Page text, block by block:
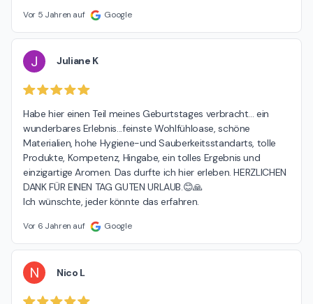
Vor 5 Jahren auf Google
J Juliane K
Habe hier einen Teil meines Geburtstages verbracht... ein
wunderbares Erlebnis...feinste Wohlfühloase, schöne
Materialien, hohe Hygiene-und Sauberkeitsstandarts, tolle
Produkte, Kompetenz, Hingabe, ein tolles Ergebnis und
einzigartige Aromen. Das durfte ich hier erleben. HERZLICHEN
DANK FÜR EINEN TAG GUTEN URLAUB.😊🙏
Ich wünschte, jeder könnte das erfahren.
Vor 6 Jahren auf Google
N Nico L